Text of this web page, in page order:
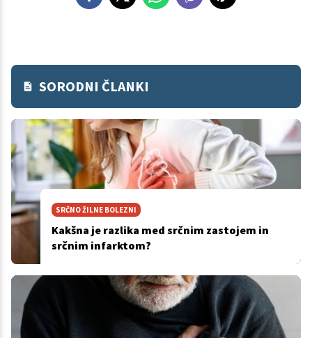
SORODNI ČLANKI
SRČNO ŽILNE BOLEZNI
Kakšna je razlika med srčnim zastojem in
srčnim infarktom?